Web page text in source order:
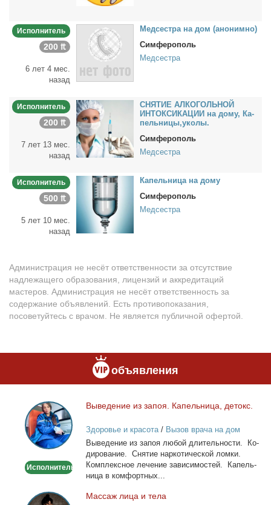
Исполнитель
200 ₶
6 лет 4 мес.
назад
Мед­сест­ра на дом (ано­ним­но)
Симферополь
Медсестра
Исполнитель
200 ₶
7 лет 13 мес.
назад
СНЯТИЕ АЛКОГОЛЬНОЙ
ИНТОКСИКАЦИИ на до­му, Ка­
пель­ни­цы,уко­лы.
Симферополь
Медсестра
Исполнитель
500 ₶
5 лет 10 мес.
назад
Ка­пель­ни­ца на до­му
Симферополь
Медсестра
Администрация не несёт ответственности за отсутствие
надлежащего образования, лицензий и аккредитаций
мастеров. Администрация не несёт ответственность за
содержание объявлений. Есть противопоказания,
посоветуйтесь с врачом. Не является публичной офертой.
объявления
Выведение
из
запоя.
Капельница,
Исполнитель
Вы­ве­де­ние из за­поя. Ка­пель­ни­ца, де­токс.
Здоровье и красота/ Вызов врача на дом
Вы­ве­де­ние из за­поя лю­бой дли­тель­но­сти. Ко­
ди­ро­ва­ние. Сня­тие нар­ко­ти­че­ской лом­ки.
Ком­плекс­ное ле­че­ние за­ви­си­мо­стей. Ка­пель­
ни­ца в ком­форт­ных...
Массаж
Мас­саж ли­ца и те­ла